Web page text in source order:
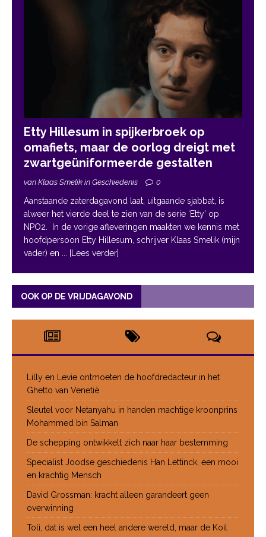
Etty Hillesum in spijkerbroek op
omafiets, maar de oorlog dreigt met
zwartgeüniformeerde gestalten
van Klaas Smelik in Geschiedenis 0
Aanstaande zaterdagavond laat, uitgaande sjabbat, is
alweer het vierde deel te zien van de serie ‘Etty’ op
NPO2. In de vorige afleveringen maakten we kennis met
hoofdpersoon Etty Hillesum, schrijver Klaas Smelik (mijn
vader) en
... [Lees verder]
OOK OP DE VRIJDAGAVOND
Lilly en Levie ontmoeten de hoofdredacteur in het
Ghetto van Venetië
Sleutel voor Netanyahu in handen machtige kroonprins
Mohammed bin Salman
De schepping ontwikkelt zich naar haar bestemming
Specialist Joodse geschiedenis Han Lettinck, een mooi
en krachtig Mensch
David Grossman: kracht alleen garandeert geen
overwinning
Toli, dat is wel een heel andere wereld, maar de Koil